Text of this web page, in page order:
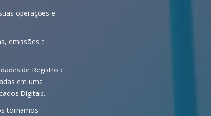
operações e
emissões e
de Registro e
em uma
Digitais.
tornamos